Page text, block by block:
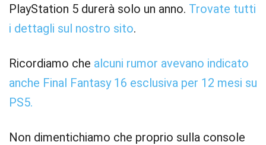
PlayStation 5 durerà solo un anno. Trovate tutti
i dettagli sul nostro sito.
Ricordiamo che alcuni rumor avevano indicato
anche Final Fantasy 16 esclusiva per 12 mesi su
PS5.
Non dimentichiamo che proprio sulla console